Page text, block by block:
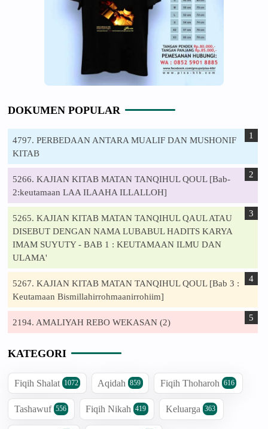
DOKUMEN POPULAR
4797. PERBEDAAN ANTARA MUALIF DAN MUSHONIF
KITAB
5266. KAJIAN KITAB MATAN TANQIHUL QOUL [Bab-
2:keutamaan LAA ILAAHA ILLALLOH]
5265. KAJIAN KITAB MATAN TANQIHUL QAUL ATAU
DISEBUT DENGAN NAMA LUBABUL HADITS KARYA
IMAM SUYUTY - BAB 1 : KEUTAMAAN ILMU DAN
ULAMA'
5267. KAJIAN KITAB MATAN TANQIHUL QOUL [Bab 3 :
Keutamaan Bismillahirrohmaanirrohiim]
2194. AMALIYAH REBO WEKASAN (2)
KATEGORI
Fiqih Shalat 1072 Aqidah 859 Fiqih Thoharoh 616
Tashawuf 556 Fiqih Nikah 419 Keluarga 363